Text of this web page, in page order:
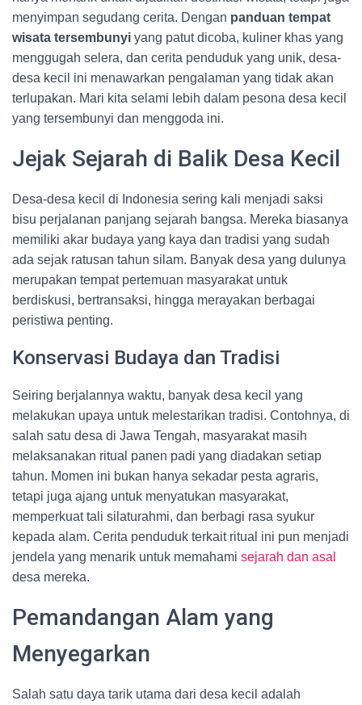
menyimpan segudang cerita. Dengan panduan tempat
wisata tersembunyi yang patut dicoba, kuliner khas yang
menggugah selera, dan cerita penduduk yang unik, desa-
desa kecil ini menawarkan pengalaman yang tidak akan
terlupakan. Mari kita selami lebih dalam pesona desa kecil
yang tersembunyi dan menggoda ini.
Jejak Sejarah di Balik Desa Kecil
Desa-desa kecil di Indonesia sering kali menjadi saksi
bisu perjalanan panjang sejarah bangsa. Mereka biasanya
memiliki akar budaya yang kaya dan tradisi yang sudah
ada sejak ratusan tahun silam. Banyak desa yang dulunya
merupakan tempat pertemuan masyarakat untuk
berdiskusi, bertransaksi, hingga merayakan berbagai
peristiwa penting.
Konservasi Budaya dan Tradisi
Seiring berjalannya waktu, banyak desa kecil yang
melakukan upaya untuk melestarikan tradisi. Contohnya, di
salah satu desa di Jawa Tengah, masyarakat masih
melaksanakan ritual panen padi yang diadakan setiap
tahun. Momen ini bukan hanya sekadar pesta agraris,
tetapi juga ajang untuk menyatukan masyarakat,
memperkuat tali silaturahmi, dan berbagi rasa syukur
kepada alam. Cerita penduduk terkait ritual ini pun menjadi
jendela yang menarik untuk memahami sejarah dan asal
desa mereka.
Pemandangan Alam yang
Menyegarkan
Salah satu daya tarik utama dari desa kecil adalah